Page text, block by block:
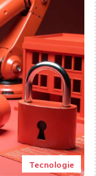
Tecnologie